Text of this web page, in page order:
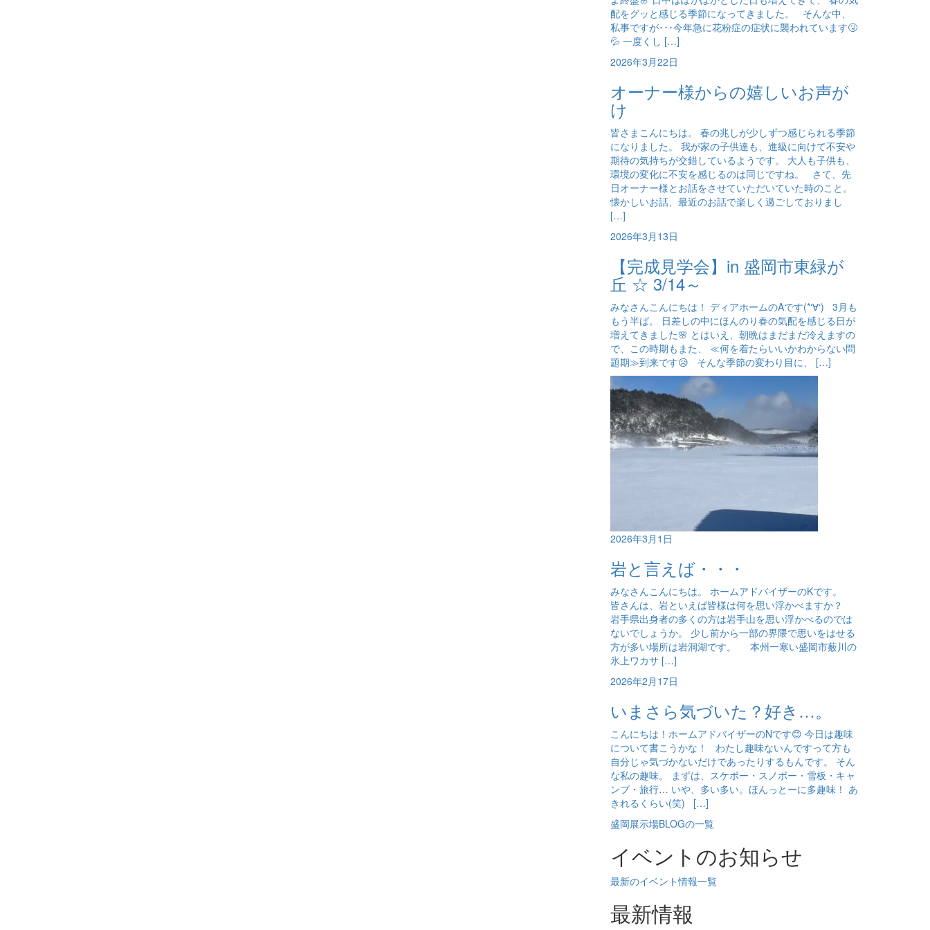
配をグッと感じる季節になってきました。 そんな中、
私事ですが･･･今年急に花粉症の症状に襲われています🤧
💦 一度くし […]
2026年3月22日
オーナー様からの嬉しいお声が
け
皆さまこんにちは。 春の兆しが少しずつ感じられる季節
になりました。 我が家の子供達も、進級に向けて不安や
期待の気持ちが交錯しているようです。 大人も子供も、
環境の変化に不安を感じるのは同じですね。 さて、先
日オーナー様とお話をさせていただいていた時のこと。
懐かしいお話、最近のお話で楽しく過ごしておりまし
[…]
2026年3月13日
【完成見学会】in 盛岡市東緑が
丘 ☆ 3/14～
みなさんこんにちは！ ディアホームのAです(*‘∀‘) 3月も
もう半ば。 日差しの中にほんのり春の気配を感じる日が
増えてきました🌸 とはいえ、朝晩はまだまだ冷えますの
で、この時期もまた、 ≪何を着たらいいかわからない問
題期≫到来です😥 そんな季節の変わり目に、 […]
2026年3月1日
岩と言えば・・・
みなさんこんにちは。 ホームアドバイザーのKです。
皆さんは、岩といえば皆様は何を思い浮かべますか？
岩手県出身者の多くの方は岩手山を思い浮かべるのでは
ないでしょうか。 少し前から一部の界隈で思いをはせる
方が多い場所は岩洞湖です。 本州一寒い盛岡市薮川の
氷上ワカサ […]
2026年2月17日
いまさら気づいた？好き…。
こんにちは！ホームアドバイザーのNです😊 今日は趣味
について書こうかな！ わたし趣味ないんですって方も
自分じゃ気づかないだけであったりするもんです。 そん
な私の趣味。 まずは、スケボー・スノボー・雪板・キャ
ンプ・旅行… いや、多い多い。ほんっとーに多趣味！ あ
きれるくらい(笑) […]
盛岡展示場BLOGの一覧
イベントのお知らせ
最新のイベント情報一覧
最新情報